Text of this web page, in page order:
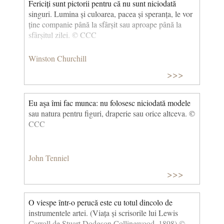
1480).
Fericiți sunt pictorii pentru că nu sunt niciodată
singuri. Lumina și culoarea, pacea și speranța, le vor
ține companie până la sfârșit sau aproape până la
sfârșitul zilei. © CCC
Winston Churchill
>>>
Eu aşa îmi fac munca: nu folosesc niciodată modele
sau natura pentru figuri, draperie sau orice altceva. ©
CCC
John Tenniel
>>>
O viespe într-o perucă este cu totul dincolo de
instrumentele artei. (Viața și scrisorile lui Lewis